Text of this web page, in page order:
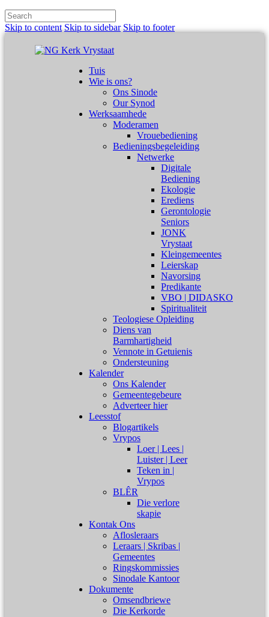
Skip to content Skip to sidebar Skip to footer
Tuis
Wie is ons?
Ons Sinode
Our Synod
Werksaamhede
Moderamen
Vrouebediening
Bedieningsbegeleiding
Netwerke
Digitale
Bediening
Ekologie
Erediens
Gerontologie
Seniors
JONK
Vrystaat
Kleingemeentes
Leierskap
Navorsing
Predikante
VBO | DIDASKO
Spiritualiteit
Teologiese Opleiding
Diens van
Barmhartigheid
Vennote in Getuienis
Ondersteuning
Kalender
Ons Kalender
Gemeentegebeure
Adverteer hier
Leesstof
Blogartikels
Vrypos
Loer | Lees |
Luister | Leer
Teken in |
Vrypos
BLÊR
Die verlore
skapie
Kontak Ons
Aflosleraars
Leraars | Skribas |
Gemeentes
Ringskommissies
Sinodale Kantoor
Dokumente
Omsendbriewe
Die Kerkorde